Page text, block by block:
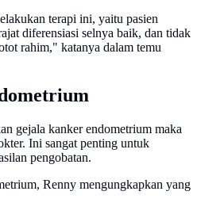
terapi ini, yaitu pasien
diferensiasi selnya baik, dan tidak
rahim," katanya dalam temu
gejala kanker endometrium maka
Ini sangat penting untuk
pengobatan.
Renny mengungkapkan yang